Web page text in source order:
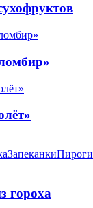
ЗапеканкиПироги
гороха